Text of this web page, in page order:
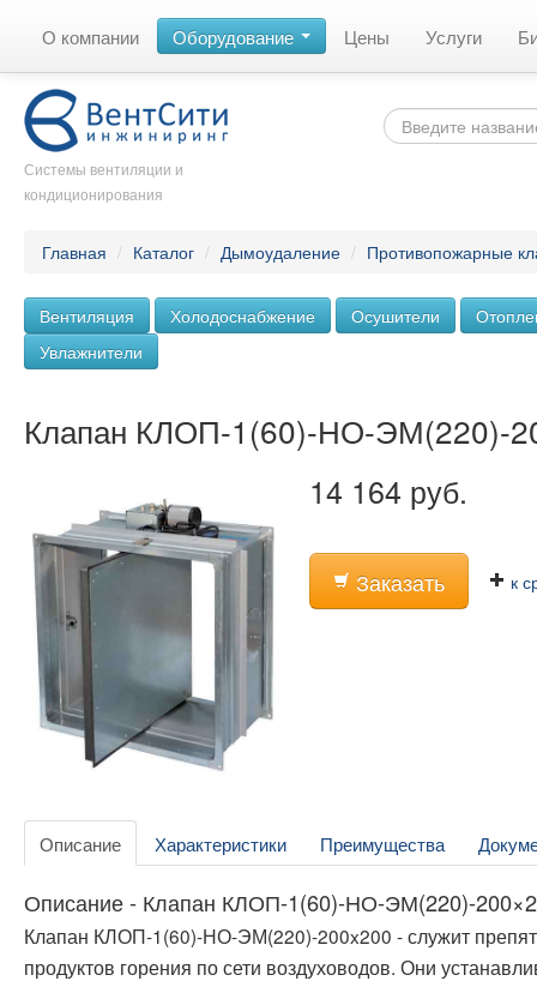
О компании Оборудование Цены Услуги
Системы вентиляции и
кондиционирования
Главная / Каталог / Дымоудаление / Противопожарные
Вентиляция Холодоснабжение Осушители
Увлажнители
Клапан КЛОП-1(60)-НО-ЭМ(220)-
14 164 руб.
Заказать к
Описание Характеристики Преимущества
Описание - Клапан КЛОП-1(60)-НО-ЭМ(220)-
Клапан КЛОП-1(60)-НО-ЭМ(220)-200x200 - служит
продуктов горения по сети воздуховодов. Они